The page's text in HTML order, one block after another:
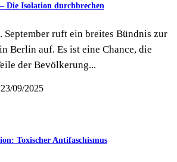
Die Isolation durchbrechen
September ruft ein breites Bündnis zur
Berlin auf. Es ist eine Chance, die
der Bevölkerung...
09/2025
Toxischer Antifaschismus